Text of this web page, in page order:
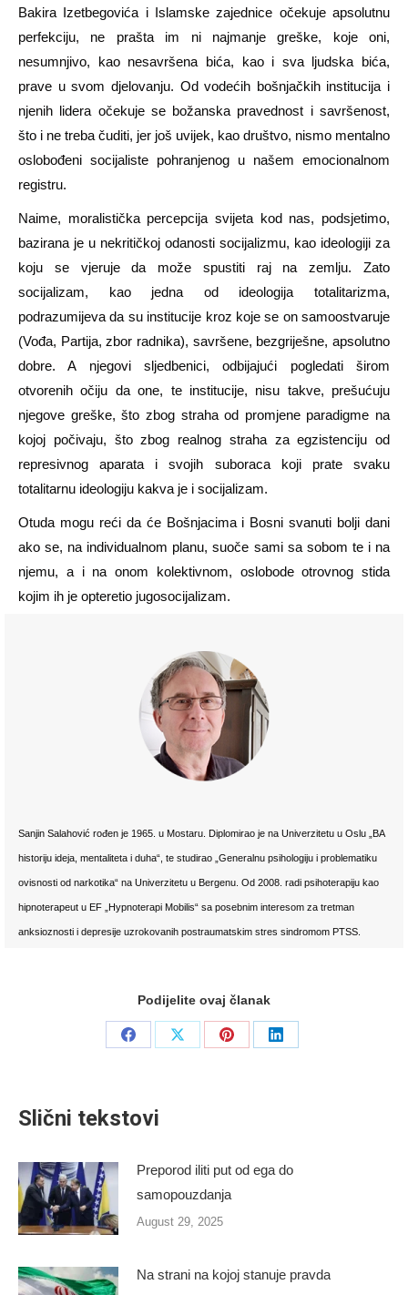
Bakira Izetbegovića i Islamske zajednice očekuje apsolutnu
perfekciju, ne prašta im ni najmanje greške, koje oni,
nesumnjivo, kao nesavršena bića, kao i sva ljudska bića,
prave u svom djelovanju. Od vodećih bošnjačkih institucija i
njenih lidera očekuje se božanska pravednost i savršenost,
što i ne treba čuditi, jer još uvijek, kao društvo, nismo mentalno
oslobođeni socijaliste pohranjenog u našem emocionalnom
registru.
Naime, moralistička percepcija svijeta kod nas, podsjetimo,
bazirana je u nekritičkoj odanosti socijalizmu, kao ideologiji za
koju se vjeruje da može spustiti rajna zemlju. Zato
socijalizam, kao jedna od ideologija totalitarizma,
podrazumijeva da su institucije kroz koje se on samoostvaruje
(Vođa, Partija, zbor radnika), savršene, bezgriješne, apsolutno
dobre. A njegovi sljedbenici, odbijajući pogledati širom
otvorenih očiju da one, te institucije, nisu takve, prešućuju
njegove greške, što zbog strahaod promjene paradigme na
kojoj počivaju, što zbog realnog straha za egzistenciju od
represivnog aparata i svojih suboracakoji prate svaku
totalitarnu ideologiju kakva je i socijalizam.
Otuda mogu reći da će Bošnjacima i Bosni svanuti bolji dani
ako se, na individualnom planu, suoče sami sa sobom te i na
njemu, a i na onom kolektivnom, oslobode otrovnog stida
kojim ih je opteretio jugosocijalizam.
Sanjin Salahović rođen je 1965. u Mostaru. Diplomirao je na Univerzitetu u Oslu „BA
historiju ideja, mentaliteta i duha“, te studirao „Generalnu psihologiju i problematiku
ovisnosti od narkotika“ na Univerzitetu u Bergenu. Od 2008. radi psihoterapiju kao
hipnoterapeut u EF „Hypnoterapi Mobilis“ sa posebnim interesom za tretman
anksioznosti i depresije uzrokovanih postraumatskim stres sindromom PTSS.
Podijelite ovaj članak
Share
Share
Share
Share
Slični tekstovi
Preporod iliti put od ega do
samopouzdanja
August 29, 2025
Na strani na kojoj stanuje pravda